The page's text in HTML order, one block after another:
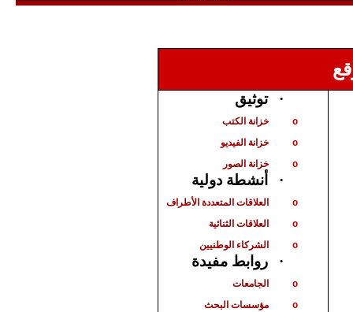
· توثيق
o خزانة الكتب
o خزانة الفيديو
o خزانة الصور
· أنشطة دولية
o العلاقات المتعددة الأطراف
o العلاقات الثنائية
o الشركاء الوطنيين
· روابط مفيدة
o الجامعات
o مؤسسات البحث